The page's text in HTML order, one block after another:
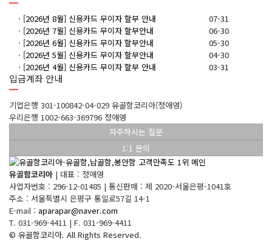
· [2026년 8월] 신용카드 무이자 할부 안내
07-31
· [2026년 7월] 신용카드 무이자 할부안내
06-30
· [2026년 6월] 신용카드 무이자 할부안내
05-30
· [2026년 5월] 신용카드 무이자 할부안내
04-30
· [2026년 4월] 신용카드 무이자 할부 안내 03-31
입금계좌 안내
기업은행 301-100842-04-029 유골함코리아(정애영)
우리은행 1002-663-369796 정애영
자주하시는 질문
1:1 문의
유골함코리아 | 대표 : 정애영
사업자번호 : 296-12-01485 | 통신판매 : 제 2020-서울은평-1041호
주소 : 서울특별시 은평구 통일로57길 14-1
E-mail : aparapar@naver.com
T. 031-969-4411 | F. 031-969-4411
© 유골함코리아. All Rights Reserved.